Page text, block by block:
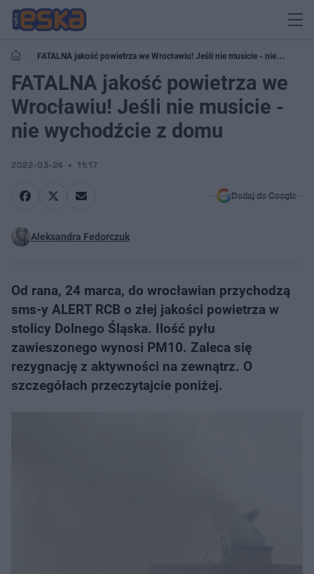
FATALNA jakość powietrza we Wrocławiu! Jeśli nie musicie - nie
wychodźcie z domu
FATALNA jakość powietrza we
Wrocławiu! Jeśli nie musicie -
nie wychodźcie z domu
2022-03-24 11:17
Dodaj do Google
Aleksandra Fedorczuk
Od rana, 24 marca, do wrocławian przychodzą
sms-y ALERT RCB o złej jakości powietrza w
stolicy Dolnego Śląska. Ilość pyłu
zawieszonego wynosi PM10. Zaleca się
rezygnację z aktywności na zewnątrz. O
szczegółach przeczytajcie poniżej.